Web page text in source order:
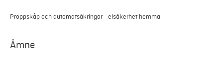
Proppskåp och automatsäkringar - elsäkerhet hemma
Ämne